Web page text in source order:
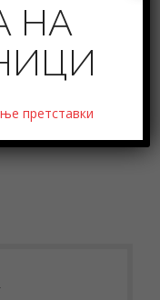
НА
претставки